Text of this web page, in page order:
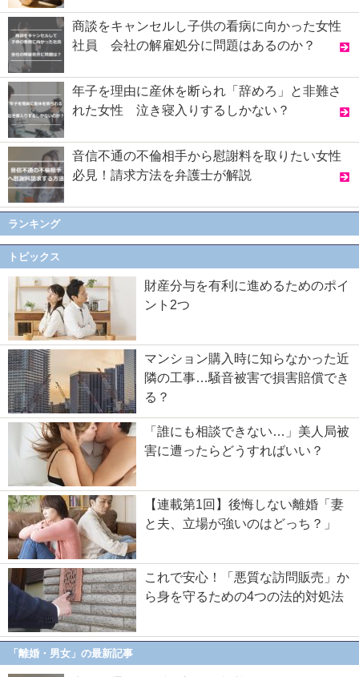
商談をキャンセルし子供の看病に向かった女性
社員 会社の解雇処分に問題はあるのか？
年子を理由に産休を断られ「辞めろ」と非難さ
れた女性 泣き寝入りするしかない？
音信不通の不倫相手から慰謝料を取りたい女性
必見！請求方法を弁護士が解説
ランキング
トピックス
財産分与を有利に進めるためのポイ
ント2つ
マンション購入時に知らなかった近
隣の工事…騒音被害で損害賠償でき
る？
「誰にも相談できない…」美人局被
害に遭ったらどうすればいい？
【連載第1回】後悔しない離婚「妻
と夫、立場が強いのはどっち？」
これで安心！「悪質な訪問販売」か
ら身を守るための4つの法的対処法
「離婚・男女」の最新記事